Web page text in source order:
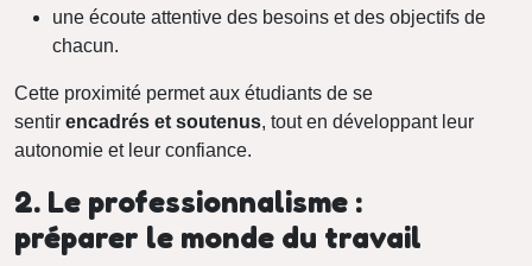
une écoute attentive des besoins et des objectifs de
chacun.
Cette proximité permet aux étudiants de se
sentir encadrés et soutenus, tout en développant leur
autonomie et leur confiance.
2. Le professionnalisme :
préparer le monde du travail